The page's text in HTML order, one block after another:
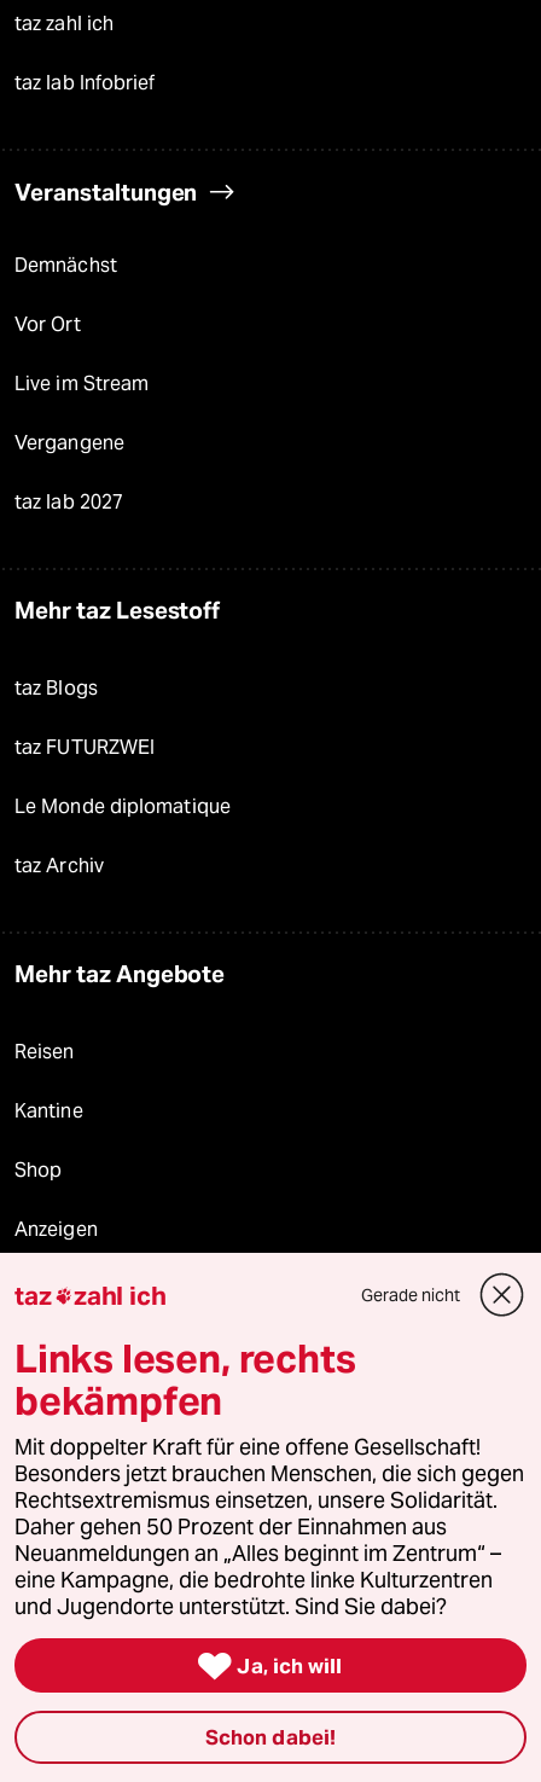
taz zahl ich
taz lab Infobrief
Veranstaltungen
Demnächst
Vor Ort
Live im Stream
Vergangene
taz lab 2027
Mehr taz Lesestoff
taz Blogs
taz FUTURZWEI
Le Monde diplomatique
taz Archiv
Mehr taz Angebote
Reisen
Kantine
Shop
Anzeigen
Fragen & Hilfe
Feedback
Aboservice
ePaper Login
Downloads für Abonnierende
© 2026 taz Verlags und Vertriebs GmbH
Alle Rechte vorbehalten. Bei rechtlichen Fragen oder für Genehmigungen
wenden Sie sich bitte an
lizenzen@taz.de
taz zahl ich Gerade nicht
Links lesen, rechts
bekämpfen
Mit doppelter Kraft für eine offene Gesellschaft!
Besonders jetzt brauchen Menschen, die sich gegen
Rechtsextremismus einsetzen, unsere Solidarität.
Daher gehen 50 Prozent der Einnahmen aus
Neuanmeldungen an „Alles beginnt im Zentrum“ –
eine Kampagne, die bedrohte linke Kulturzentren
und Jugendorte unterstützt. Sind Sie dabei?
 Ja, ich will
Schon dabei!